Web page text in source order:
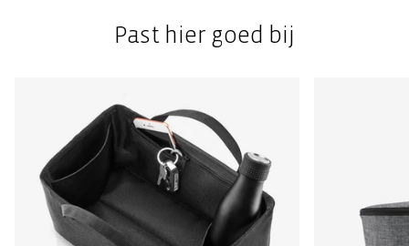
Past hier goed bij